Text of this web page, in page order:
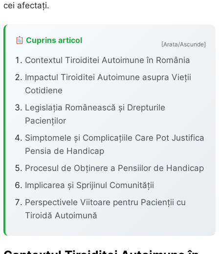
cei afectați.
Cuprins articol [Arata/Ascunde]
Contextul Tiroiditei Autoimune în România
Impactul Tiroiditei Autoimune asupra Vieții
Cotidiene
Legislația Românească și Drepturile
Pacienților
Simptomele și Complicațiile Care Pot Justifica
Pensia de Handicap
Procesul de Obținere a Pensiilor de Handicap
Implicarea și Sprijinul Comunității
Perspectivele Viitoare pentru Pacienții cu
Tiroidă Autoimună